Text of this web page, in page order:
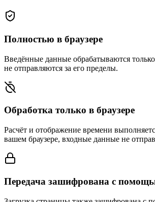
Полностью в браузере
Введённые данные обрабатываются
не отправляются за его пределы.
Обработка только в браузере
Расчёт и отображение времени
вашем браузере, входные данные не
Передача зашифрована с